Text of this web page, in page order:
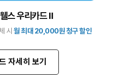
스 우리카드 Ⅱ
시 월 최대 20,000원 청구 할인
자세히 보기